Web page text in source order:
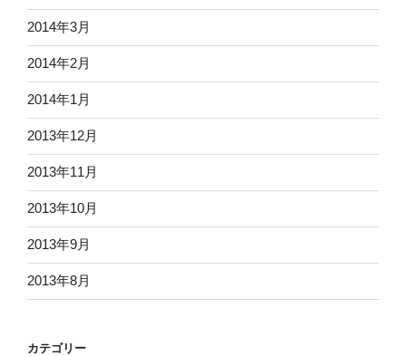
2014年3月
2014年2月
2014年1月
2013年12月
2013年11月
2013年10月
2013年9月
2013年8月
カテゴリー